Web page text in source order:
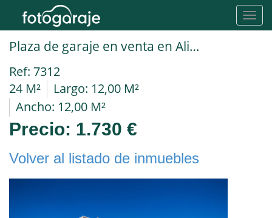
Plaza de garaje en venta en Alicante Orihuela
Ref: 7312
24 M²
Largo: 12,00 M²
Ancho: 12,00 M²
Precio: 1.730 €
Volver al listado de inmuebles